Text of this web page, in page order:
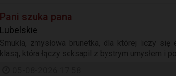
Pani szuka pana
Lubelskie
Smukła, zmysłowa brunetka, dla której liczy
klasą, która łączy seksapil z bystrym umysłem i